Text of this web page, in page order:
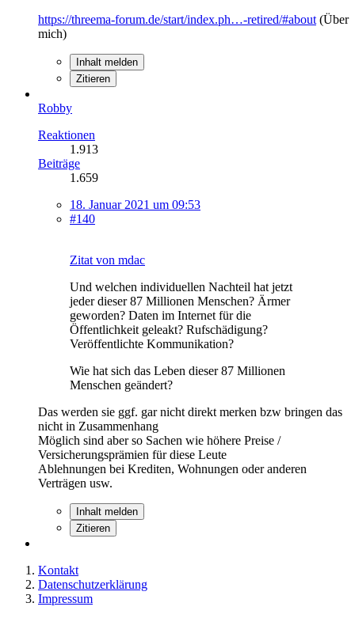
https://threema-forum.de/start/index.ph…-retired/#about (Über
mich)
Inhalt melden
Zitieren
Robby
Reaktionen
1.913
Beiträge
1.659
18. Januar 2021 um 09:53
#140
Zitat von mdac
Und welchen individuellen Nachteil hat jetzt
jeder dieser 87 Millionen Menschen? Ärmer
geworden? Daten im Internet für die
Öffentlichkeit geleakt? Rufschädigung?
Veröffentlichte Kommunikation?
Wie hat sich das Leben dieser 87 Millionen
Menschen geändert?
Das werden sie ggf. gar nicht direkt merken bzw bringen das
nicht in Zusammenhang
Möglich sind aber so Sachen wie höhere Preise /
Versicherungsprämien für diese Leute
Ablehnungen bei Krediten, Wohnungen oder anderen
Verträgen usw.
Inhalt melden
Zitieren
Kontakt
Datenschutzerklärung
Impressum